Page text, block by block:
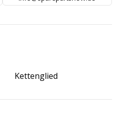
Kettenglied